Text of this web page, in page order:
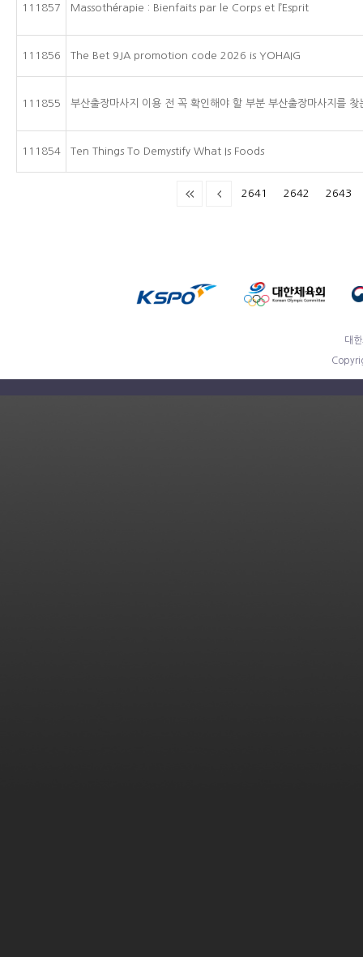
111857 Massothérapie : Bienfaits par le Corps et l’Esprit
111856 The Bet 9JA promotion code 2026 is YOHAIG
111855 부산출장마사지 이용 전 꼭 확인해야 할 부분 부산출장마사지를
111854 Ten Things To Demystify What Is Foods
2641 2642 2643
대